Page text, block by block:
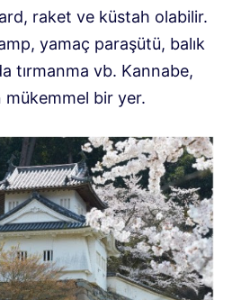
raket ve küstah olabilir.
​​yamaç paraşütü, balık
tırmanma vb. Kannabe,
mükemmel bir yer.